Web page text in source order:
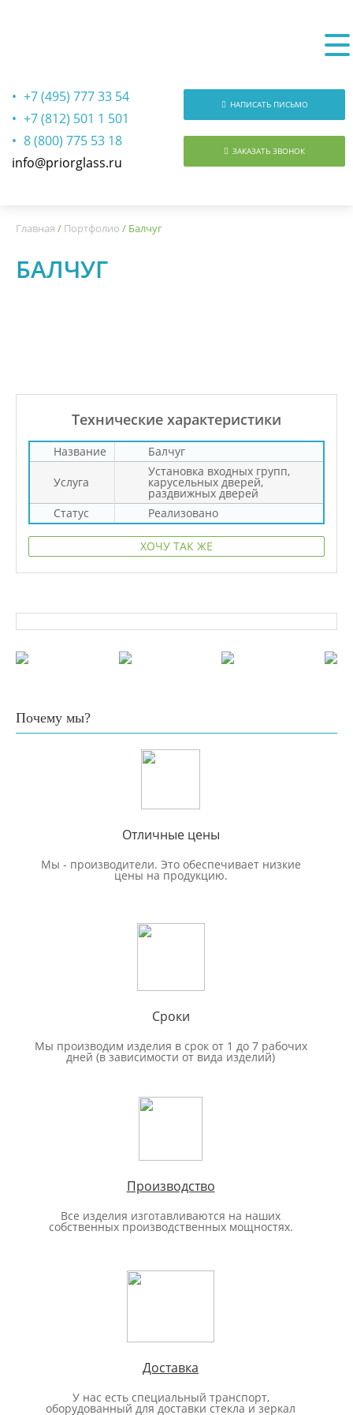
+7 (495) 777 33 54
+7 (812) 501 1 501
8 (800) 775 53 18
info@priorglass.ru
НАПИСАТЬ ПИСЬМО
ЗАКАЗАТЬ ЗВОНОК
Главная / Портфолио / Балчуг
БАЛЧУГ
Технические характеристики
Название Балчуг
Услуга
Установка входных групп,
карусельных дверей,
раздвижных дверей
Статус
Реализовано
ХОЧУ ТАК ЖЕ
Почему мы?
Отличные цены
Мы - производители. Это обеспечивает низкие
цены на продукцию.
Сроки
Мы производим изделия в срок от 1 до 7 рабочих
дней (в зависимости от вида изделий)
Производство
Все изделия изготавливаются на наших
собственных производственных мощностях.
Доставка
У нас есть специальный транспорт,
оборудованный для доставки стекла и зеркал